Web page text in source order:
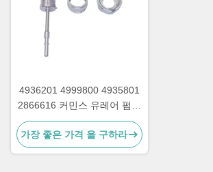
4936201 4999800 4935801
2866616 커민스 유레어 펌프
부품용 나트와 함께 유레아 주
입기
가장 좋은 가격 을 구하라